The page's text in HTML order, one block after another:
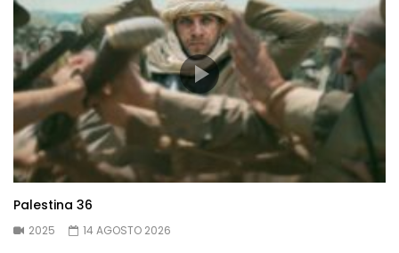
Palestina 36
2025 14 AGOSTO 2026